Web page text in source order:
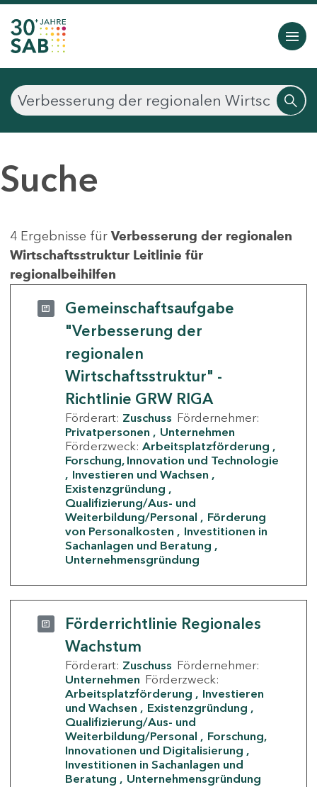
Suche
4 Ergebnisse für Verbesserung der regionalen
Wirtschaftsstruktur Leitlinie für
regionalbeihilfen
Gemeinschaftsaufgabe
"Verbesserung der
regionalen
Wirtschaftsstruktur" -
Richtlinie GRW RIGA
Förderart: Zuschuss Fördernehmer:
Privatpersonen
Unternehmen
Förderzweck: Arbeitsplatzförderung
Forschung, Innovation und Technologie
Investieren und Wachsen
Existenzgründung
Qualifizierung/Aus- und
Weiterbildung/Personal
Förderung
von Personalkosten
Investitionen in
Sachanlagen und Beratung
Unternehmensgründung
Förderrichtlinie Regionales
Wachstum
Förderart: Zuschuss Fördernehmer:
Unternehmen Förderzweck:
Arbeitsplatzförderung
Investieren
und Wachsen
Existenzgründung
Qualifizierung/Aus- und
Weiterbildung/Personal
Forschung,
Innovationen und Digitalisierung
Investitionen in Sachanlagen und
Beratung
Unternehmensgründung